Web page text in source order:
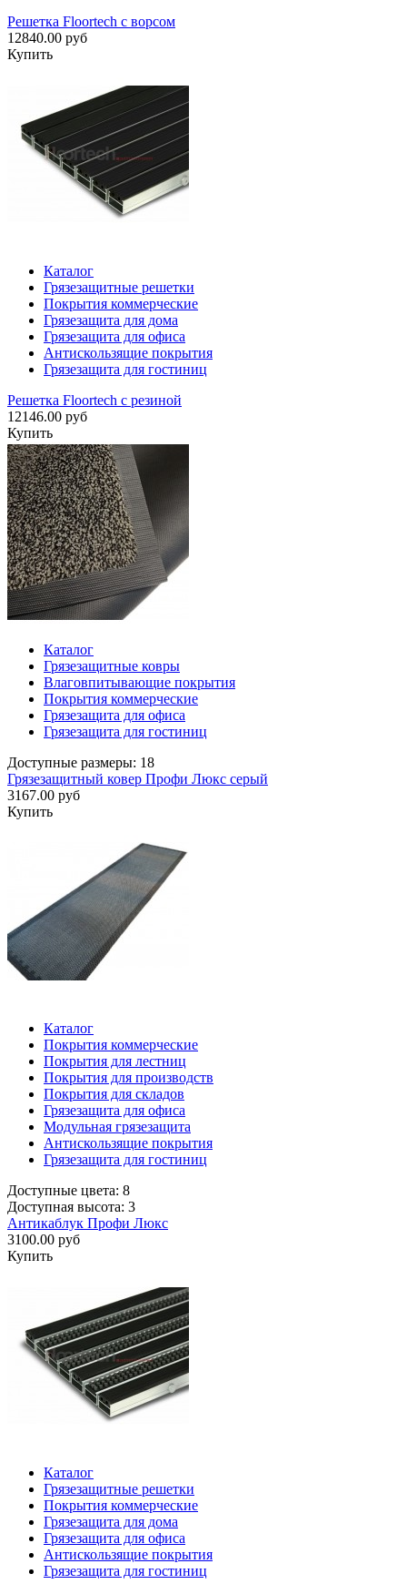
Решетка Floortech с ворсом
12840.00 руб
Купить
Каталог
Грязезащитные решетки
Покрытия коммерческие
Грязезащита для дома
Грязезащита для офиса
Антискользящие покрытия
Грязезащита для гостиниц
Решетка Floortech с резиной
12146.00 руб
Купить
Каталог
Грязезащитные ковры
Влаговпитывающие покрытия
Покрытия коммерческие
Грязезащита для офиса
Грязезащита для гостиниц
Доступные размеры: 18
Грязезащитный ковер Профи Люкс серый
3167.00 руб
Купить
Каталог
Покрытия коммерческие
Покрытия для лестниц
Покрытия для производств
Покрытия для складов
Грязезащита для офиса
Модульная грязезащита
Антискользящие покрытия
Грязезащита для гостиниц
Доступные цвета: 8
Доступная высота: 3
Антикаблук Профи Люкс
3100.00 руб
Купить
Каталог
Грязезащитные решетки
Покрытия коммерческие
Грязезащита для дома
Грязезащита для офиса
Антискользящие покрытия
Грязезащита для гостиниц